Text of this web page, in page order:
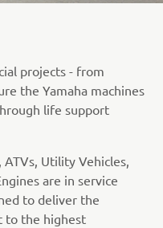
projects - from
the Yamaha machines
life support
Utility Vehicles,
are in service
to deliver the
to the highest